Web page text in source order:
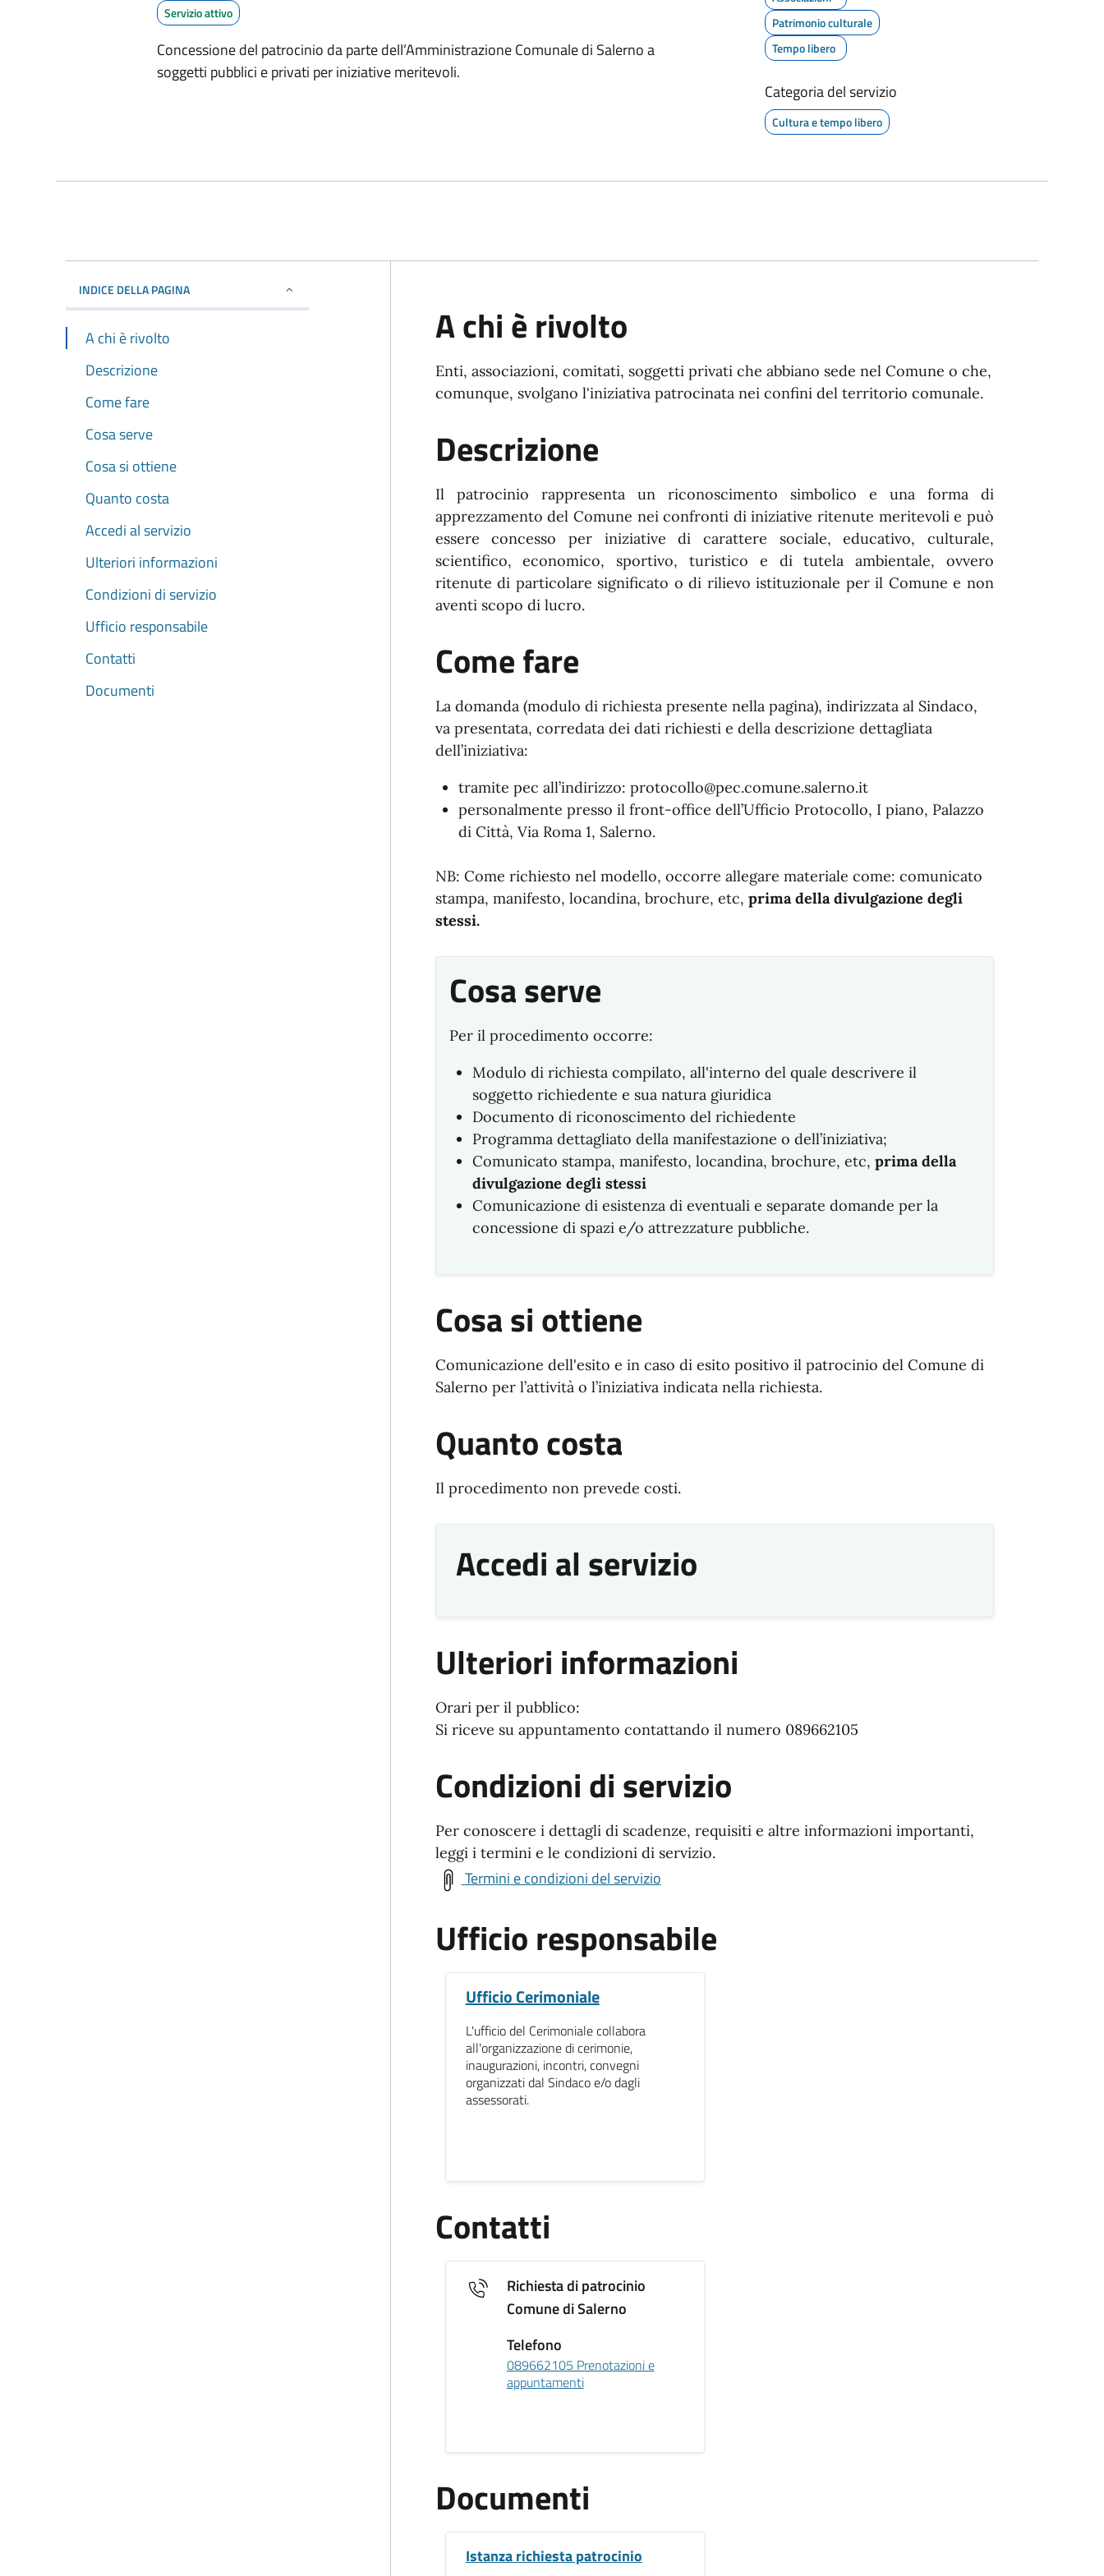
Servizio attivo
Concessione del patrocinio da parte dell’Amministrazione Comunale di Salerno a
soggetti pubblici e privati per iniziative meritevoli.
Patrimonio culturale
Tempo libero
Categoria del servizio
Cultura e tempo libero
INDICE DELLA PAGINA
A chi è rivolto
Descrizione
Come fare
Cosa serve
Cosa si ottiene
Quanto costa
Accedi al servizio
Ulteriori informazioni
Condizioni di servizio
Ufficio responsabile
Contatti
Documenti
A chi è rivolto
Enti, associazioni, comitati, soggetti privati che abbiano sede nel Comune o che,
comunque, svolgano l'iniziativa patrocinata nei confini del territorio comunale.
Descrizione
Il patrocinio rappresenta un riconoscimento simbolico e una forma di
apprezzamento del Comune nei confronti di iniziative ritenute meritevoli e può
essere concesso per iniziative di carattere sociale, educativo, culturale,
scientifico, economico, sportivo, turistico e di tutela ambientale, ovvero
ritenute di particolare significato o di rilievo istituzionale per il Comune e non
aventi scopo di lucro.
Come fare
La domanda (modulo di richiesta presente nella pagina), indirizzata al Sindaco,
va presentata, corredata dei dati richiesti e della descrizione dettagliata
dell’iniziativa:
tramite pec all’indirizzo: protocollo@pec.comune.salerno.it
personalmente presso il front-office dell’Ufficio Protocollo, I piano, Palazzo
di Città, Via Roma 1, Salerno.
NB: Come richiesto nel modello, occorre allegare materiale come: comunicato
stampa, manifesto, locandina, brochure, etc, prima della divulgazione degli
stessi.
Cosa serve
Per il procedimento occorre:
Modulo di richiesta compilato, all'interno del quale descrivere il
soggetto richiedente e sua natura giuridica
Documento di riconoscimento del richiedente
Programma dettagliato della manifestazione o dell’iniziativa;
Comunicato stampa, manifesto, locandina, brochure, etc, prima della
divulgazione degli stessi
Comunicazione di esistenza di eventuali e separate domande per la
concessione di spazi e/o attrezzature pubbliche.
Cosa si ottiene
Comunicazione dell'esito e in caso di esito positivo il patrocinio del Comune di
Salerno per l’attività o l’iniziativa indicata nella richiesta.
Quanto costa
Il procedimento non prevede costi.
Accedi al servizio
Ulteriori informazioni
Orari per il pubblico:
Si riceve su appuntamento contattando il numero 089662105
Condizioni di servizio
Per conoscere i dettagli di scadenze, requisiti e altre informazioni importanti,
leggi i termini e le condizioni di servizio.
Termini e condizioni del servizio
Ufficio responsabile
Ufficio Cerimoniale
L'ufficio del Cerimoniale collabora
all'organizzazione di cerimonie,
inaugurazioni, incontri, convegni
organizzati dal Sindaco e/o dagli
assessorati.
Contatti
Richiesta di patrocinio
Comune di Salerno
Telefono
089662105 Prenotazioni e
appuntamenti
Documenti
Istanza richiesta patrocinio